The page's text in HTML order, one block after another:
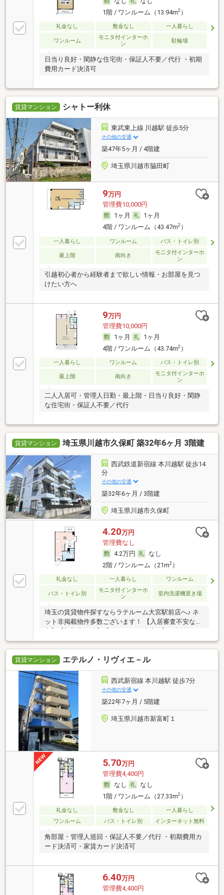
1階 / ワンルーム（13.94m2）
礼金なし 敷金なし 一人暮らし
ワンルーム
モニタ付インターホ
ン
駐輪場
日当り良好・閑静な住宅街・保証人不要／代行 ・初期
費用カード決済可
賃貸マンション シャトー利休
東武東上線 川越駅 徒歩5分
その他の交通
築47年5ヶ月 / 4階建
埼玉県川越市脇田町
9万円
管理費10,000円
1ヶ月
1ヶ月
4階 / ワンルーム（43.47m2）
一人暮らし ワンルーム バス・トイレ別
最上階 南向き
モニタ付インターホ
ン
引越初心者から経験者まで欲しい情報・お部屋を見つ
けたい方へ
9万円
管理費10,000円
1ヶ月
1ヶ月
4階 / ワンルーム（43.74m2）
一人暮らし ワンルーム バス・トイレ別
最上階 南向き
モニタ付インターホ
ン
二人入居可・管理人日勤・最上階・日当り良好・閑静
な住宅街・保証人不要／代行
賃貸マンション 埼玉県川越市久保町 築32年6ヶ月 3階建
西武鉄道新宿線 本川越駅 徒歩14
分
その他の交通
築32年6ヶ月 / 3階建
埼玉県川越市久保町
4.20万円
管理費なし
4.2万円
なし
2階 / ワンルーム（21m2）
礼金なし 一人暮らし ワンルーム
バス・トイレ別
モニタ付インターホ
ン
室内洗濯機置き場
埼玉の賃貸物件探すならラテルーム大宮駅前店へ♪ ネ
ット非掲載物件多数ございます！ 【入居審査不安な
さい！！ ※仲介手数料無料 『ご来店初めてのお客様・
当物件を契約に限る』
賃貸マンション エテルノ・リヴィエ－ル
西武新宿線 本川越駅 徒歩7分
その他の交通
築22年7ヶ月 / 5階建
埼玉県川越市新富町１
5.70万円
管理費4,400円
なし
なし
1階 / ワンルーム（27.33m2）
礼金なし 敷金なし
一人暮らし
ワンルーム
バス・トイレ別 インターネット無料
角部屋・管理人巡回・保証人不要／代行 ・初期費用カ
ード決済可・家賃カード決済可
6.40万円
管理費4,400円